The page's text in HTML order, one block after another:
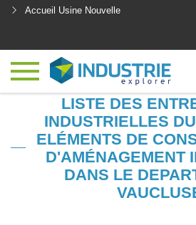
Accueil Usine Nouvelle
LISTE DES
INDUSTRIELLES
ELÉMENTS DE
D'AMÉNAGEMENT
DANS LE